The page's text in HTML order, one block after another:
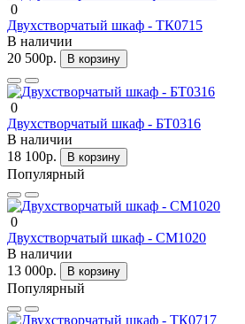
0
Двухстворчатый шкаф - ТК0715
В наличии
20 500р.
В корзину
0
Двухстворчатый шкаф - БТ0316
В наличии
18 100р.
В корзину
Популярный
0
Двухстворчатый шкаф - СМ1020
В наличии
13 000р.
В корзину
Популярный